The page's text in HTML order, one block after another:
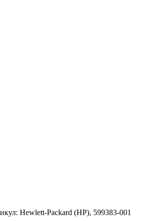
Hewlett-Packard (HP), 599383-001